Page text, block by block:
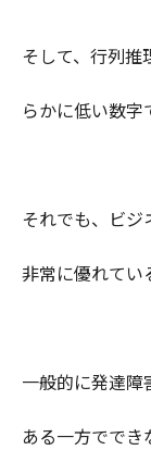
そして、行列推
らかに低い数字
それでも、ビジ
非常に優れてい
一般的に発達障
ある一方でで